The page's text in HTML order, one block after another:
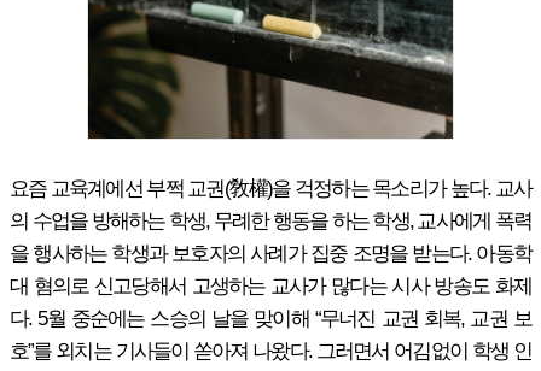
요즘 교육계에선 부쩍 교권(敎權)을 걱정하는 목소리가 높다. 교사
의 수업을 방해하는 학생, 무례한 행동을 하는 학생, 교사에게 폭력
을 행사하는 학생과 보호자의 사례가 집중 조명을 받는다. 아동학
대 혐의로 신고당해서 고생하는 교사가 많다는 시사 방송도 화제
다. 5월 중순에는 스승의 날을 맞이해 “무너진 교권 회복, 교권 보
호”를 외치는 기사들이 쏟아져 나왔다. 그러면서 어김없이 학생 인